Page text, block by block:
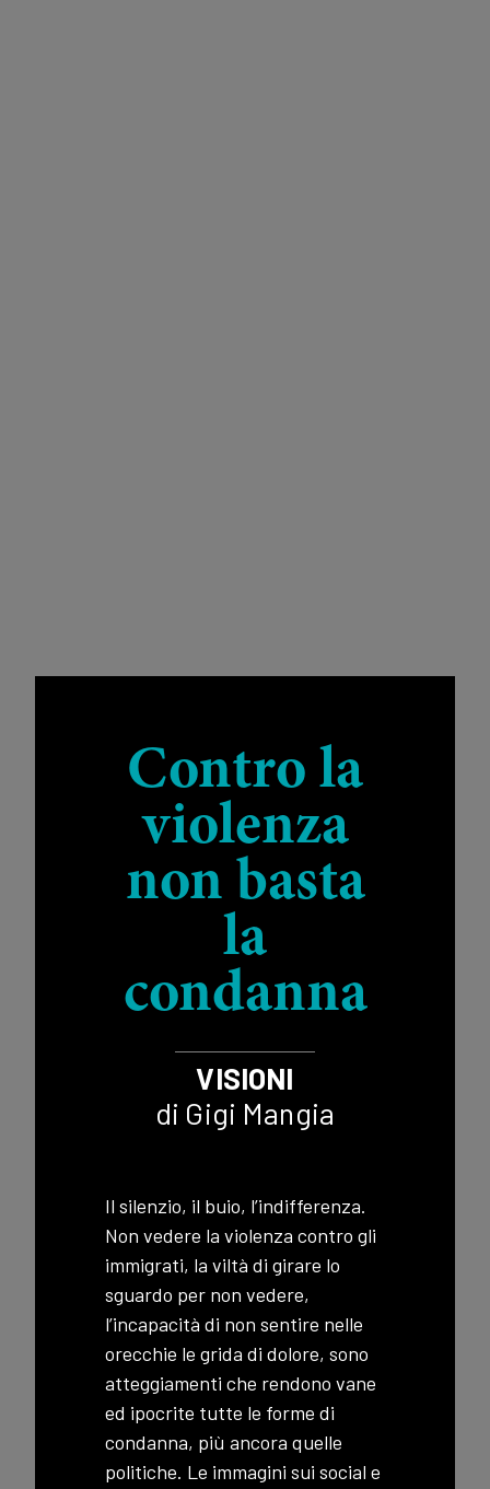
Contro la
violenza
non basta
la
condanna
VISIONI
di Gigi Mangia
Il silenzio, il buio, l’indifferenza.
Non vedere la violenza contro gli
immigrati, la viltà di girare lo
sguardo per non vedere,
l’incapacità di non sentire nelle
orecchie le grida di dolore, sono
atteggiamenti che rendono vane
ed ipocrite tutte le forme di
condanna, più ancora quelle
politiche. Le immagini sui social e